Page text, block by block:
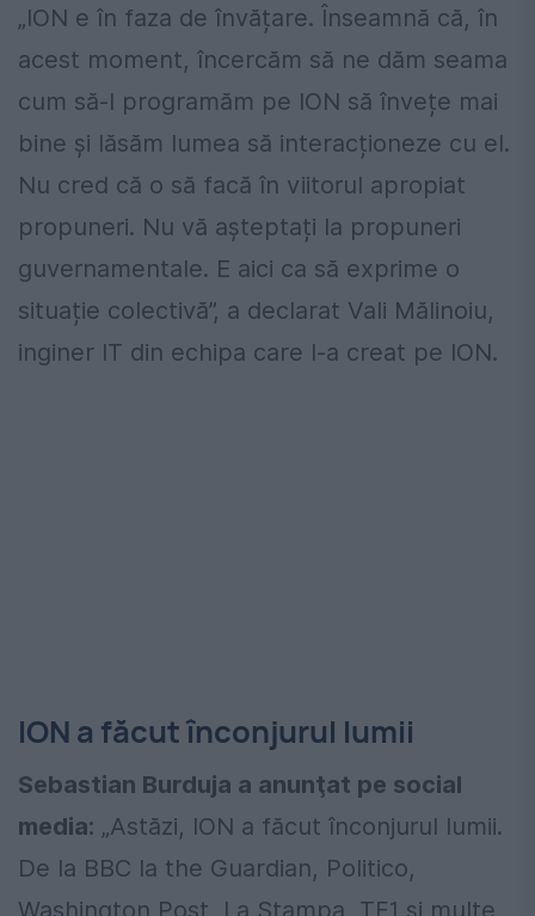
„ION e în faza de învățare. Înseamnă că, în
acest moment, încercăm să ne dăm seama
cum să-l programăm pe ION să învețe mai
bine și lăsăm lumea să interacționeze cu el.
Nu cred că o să facă în viitorul apropiat
propuneri. Nu vă așteptați la propuneri
guvernamentale. E aici ca să exprime o
situație colectivă”, a declarat Vali Mălinoiu,
inginer IT din echipa care l-a creat pe ION.
ION a făcut înconjurul lumii
Sebastian Burduja a anunţat pe social
media: „Astăzi, ION a făcut înconjurul lumii.
De la BBC la the Guardian, Politico,
Washington Post, La Stampa, TF1 și multe